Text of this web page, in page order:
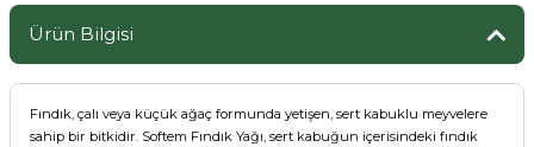
Ürün Bilgisi
Fındık, çalı veya küçük ağaç formunda yetişen, sert kabuklu meyvelere
sahip bir bitkidir. Softem Fındık Yağı, sert kabuğun içerisindeki fındık